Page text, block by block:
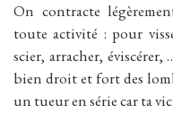
On contracte
toute activité : pour
scier, arracher,
bien droit et fort des
un tueur en série car ta